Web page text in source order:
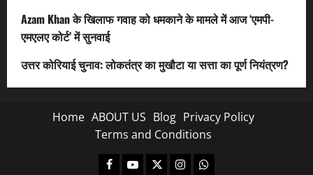
Azam Khan के खिलाफ गवाह को धमकाने के मामले में आज ‘एमपी-
एमएलए कोर्ट’ में सुनवाई
उत्तर कोरियाई चुनाव: लोकतंत्र का मुखौटा या सत्ता का पूर्ण नियंत्रण?
Home ABOUT US Blog Privacy Policy
Terms and Conditions
Facebook
Youtube
X InstagramWhatsapp